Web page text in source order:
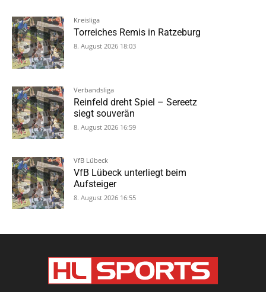
Kreisliga
Torreiches Remis in Ratzeburg
8. August 2026 18:03
Verbandsliga
Reinfeld dreht Spiel – Sereetz
siegt souverän
8. August 2026 16:59
VfB Lübeck
VfB Lübeck unterliegt beim
Aufsteiger
8. August 2026 16:55